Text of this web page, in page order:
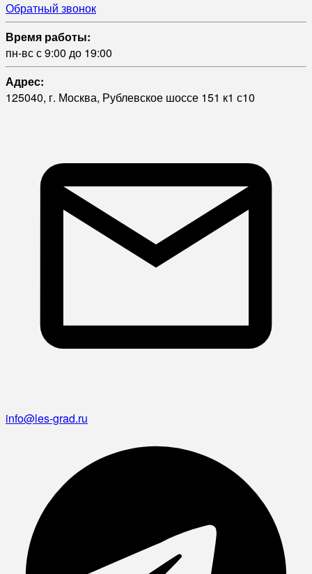
Обратный звонок
Время работы:
пн-вс с 9:00 до 19:00
Адрес:
125040, г. Москва, Рублевское шоссе 151 к1 с10
info@les-grad.ru